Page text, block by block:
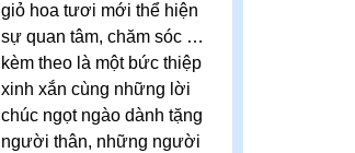
giỏ hoa tươi mới thể hiện
sự quan tâm, chăm sóc …
kèm theo là một bức thiệp
xinh xắn cùng những lời
chúc ngọt ngào dành tặng
người thân, những người